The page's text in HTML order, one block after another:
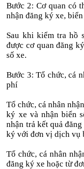
Bước 2: Cơ quan có
nhận đăng ký xe, biển
Sau khi kiểm tra hồ
được cơ quan đăng
số xe.
Bước 3: Tổ chức, cá
phí
Tổ chức, cá nhân
ký xe và nhận biển
nhận trả kết quả
ký với đơn vị dịch vụ
Tổ chức, cá nhân
đăng ký xe hoặc từ